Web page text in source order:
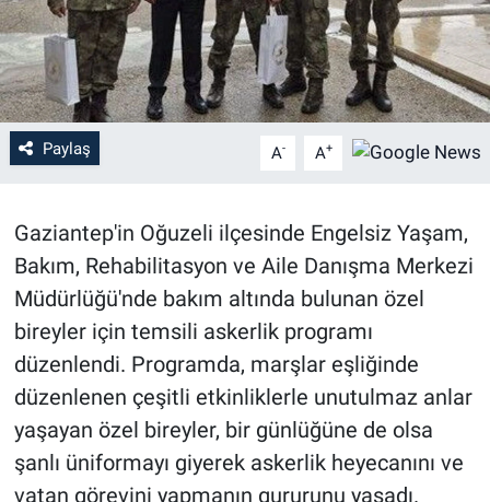
Paylaş A- A+
Gaziantep'in Oğuzeli ilçesinde Engelsiz Yaşam,
Bakım, Rehabilitasyon ve Aile Danışma Merkezi
Müdürlüğü'nde bakım altında bulunan özel
bireyler için temsili askerlik programı
düzenlendi. Programda, marşlar eşliğinde
düzenlenen çeşitli etkinliklerle unutulmaz anlar
yaşayan özel bireyler, bir günlüğüne de olsa
şanlı üniformayı giyerek askerlik heyecanını ve
vatan görevini yapmanın gururunu yaşadı.